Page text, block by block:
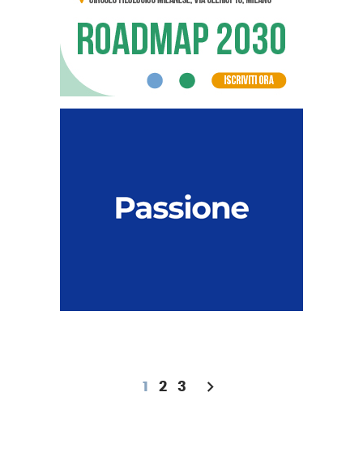
1 2 3 chevron_right